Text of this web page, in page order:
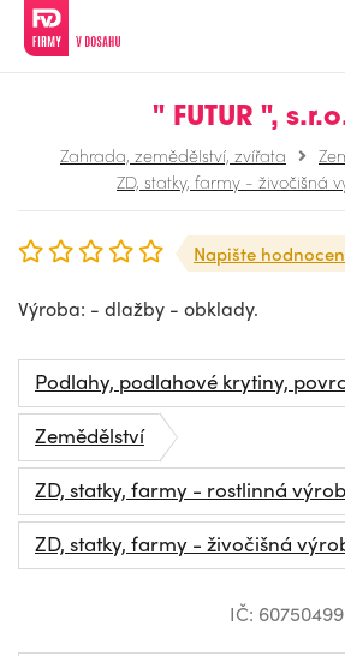
" FUTUR ",
Zahrada, zemědělství, zvířata
ZD, statky, farmy - živočišná
Napište
Výroba: - dlažby - obklady.
Podlahy, podlahové krytiny,
Zemědělství
ZD, statky, farmy - rostlinná
ZD, statky, farmy - živočišná
IČ: 60750499